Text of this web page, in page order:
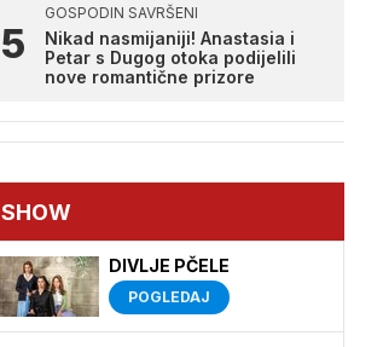
GOSPODIN SAVRŠENI
Nikad nasmijaniji! Anastasia i
Petar s Dugog otoka podijelili
nove romantične prizore
SHOW
DIVLJE PČELE
POGLEDAJ